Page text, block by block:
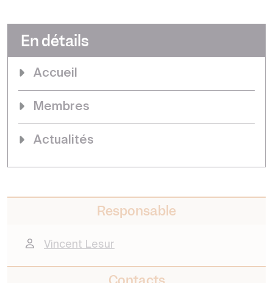
En détails
Accueil
Membres
Actualités
Responsable
Vincent Lesur